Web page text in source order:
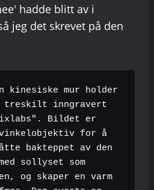
hadde blitt av i
jeg det skrevet på den
kinesiske mur holder
treskilt inngravert
Bildet er
for å
bakteppet av den
sollyset som
og skaper en varm